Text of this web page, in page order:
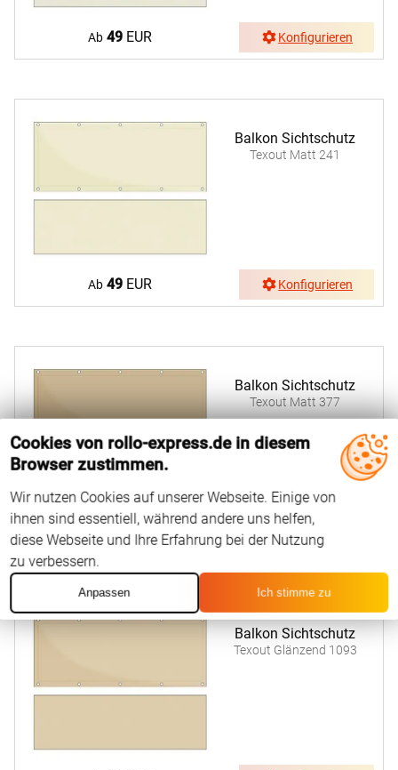
Ab 49 EUR Konfigurieren
Balkon Sichtschutz
Texout Matt 241
Ab 49 EUR Konfigurieren
Balkon Sichtschutz
Texout Matt 377
Ab EUR Konfigurieren
Balkon Sichtschutz
Texout Glänzend 1093
Cookies von rollo-express.de in diesem
Browser zustimmen.
Wir nutzen Cookies auf unserer Webseite. Einige von
ihnen sind essentiell, während andere uns helfen,
diese Webseite und Ihre Erfahrung bei der Nutzung
zu verbessern.
Anpassen Ich stimme zu